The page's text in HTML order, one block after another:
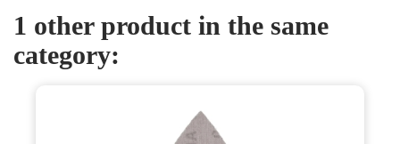
1 other product in the same
category: